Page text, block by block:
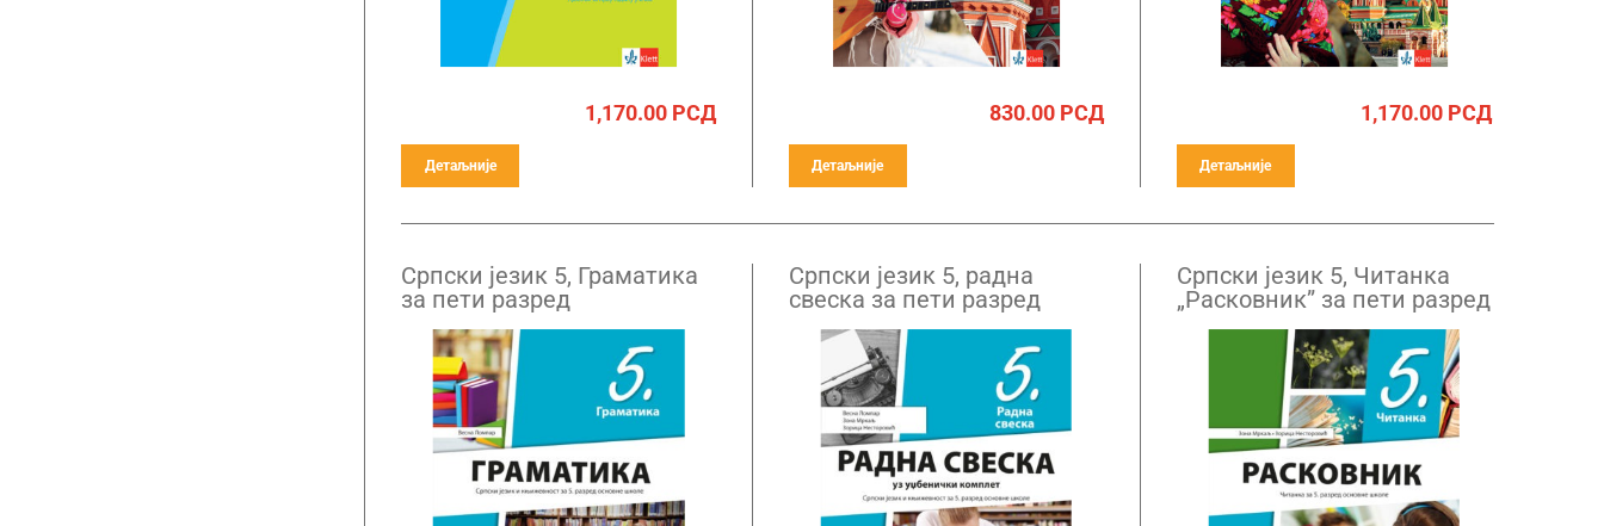
1,170.00РСД
Детаљније
830.00РСД
Детаљније
1,170.00РСД
Детаљније
Српски језик 5, Граматика
за пети разред
Српски језик 5, радна
свеска за пети разред
Српски језик 5, Читанка
„Расковник” за пети разред